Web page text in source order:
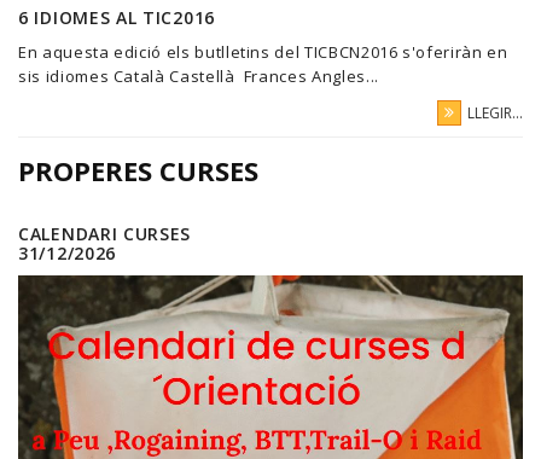
6 IDIOMES AL TIC2016
En aquesta edició els butlletins del TICBCN2016 s'oferiràn en
sis idiomes Català Castellà Frances Angles...
LLEGIR...
PROPERES CURSES
CALENDARI CURSES
31/12/2026